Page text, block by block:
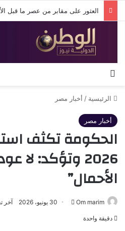
الرئيسية / أخبار مصر
أخبار مصر
الحكومة تكثف
2026 وتؤكد:
الأحمال”
Om marim
أرسل 30 يونيو، 2026 آخر تحديث:
دقيقة واحدة